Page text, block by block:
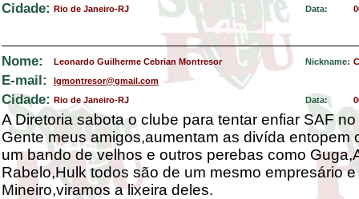
Cidade: Rio de Janeiro-RJ Data:
Nome: Leonardo Guilherme Cebrian Montresor Nickname:
E-mail: lgmontresor@gmail.com
Cidade: Rio de Janeiro-RJ Data:
A Diretoria sabota o clube para tentar enfiar SAF
Gente meus amigos,aumentam as divída entopem
um bando de velhos e outros perebas como
Rabelo,Hulk todos são de um mesmo empresário
Mineiro,viramos a lixeira deles.